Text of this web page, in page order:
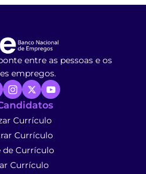
entre as pessoas e os
empregos.
Currículo
Currículo
de Currículo
Currículo